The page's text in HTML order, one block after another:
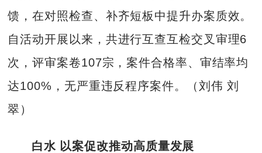
馈，在对照检查、补齐短板中提升办案质效。
自活动开展以来，共进行互查互检交叉审理6
次，评审案卷107宗，案件合格率、审结率均
达100%，无严重违反程序案件。（刘伟 刘
翠）
白水 以案促改推动高质量发展